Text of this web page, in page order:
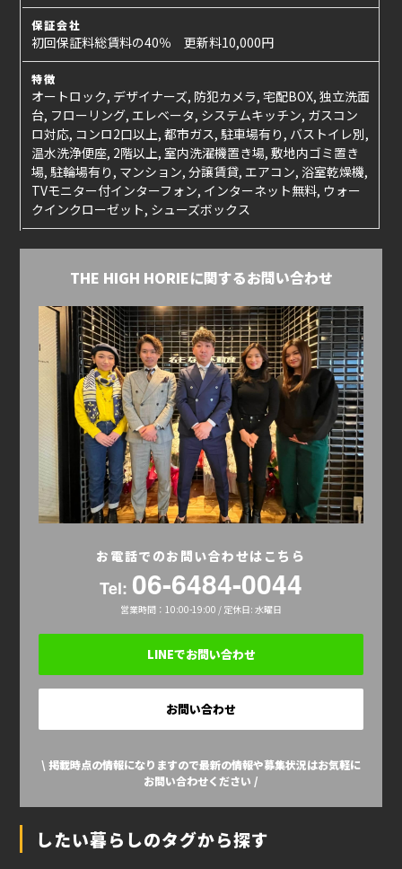
保証会社
初回保証料総賃料の40％ 更新料10,000円
特徴
オートロック, デザイナーズ, 防犯カメラ, 宅配BOX, 独立洗面
台, フローリング, エレベータ, システムキッチン, ガスコン
ロ対応, コンロ2口以上, 都市ガス, 駐車場有り, バストイレ別,
温水洗浄便座, 2階以上, 室内洗濯機置き場, 敷地内ゴミ置き
場, 駐輪場有り, マンション, 分譲賃貸, エアコン, 浴室乾燥機,
TVモニター付インターフォン, インターネット無料, ウォー
クインクローゼット, シューズボックス
THE HIGH HORIEに関するお問い合わせ
お電話でのお問い合わせはこちら
Tel: 06-6484-0044
営業時間：10:00-19:00 / 定休日: 水曜日
LINEでお問い合わせ
お問い合わせ
\ 掲載時点の情報になりますので最新の情報や募集状況はお気軽に
お問い合わせください /
したい暮らしのタグから探す